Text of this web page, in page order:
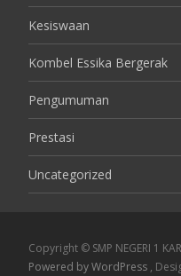
Kesiswaan
Kombel Essika Bergerak
Pengumuman
Prestasi
Uncategorized
Copyright © SMP NEGERI 1
Powered by WordPress ,